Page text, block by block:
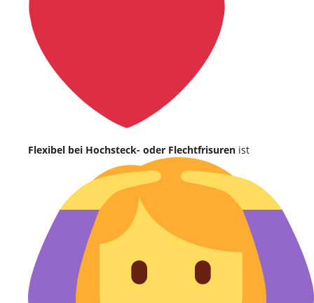
Flexibel bei Hochsteck- oder Flechtfrisuren ist